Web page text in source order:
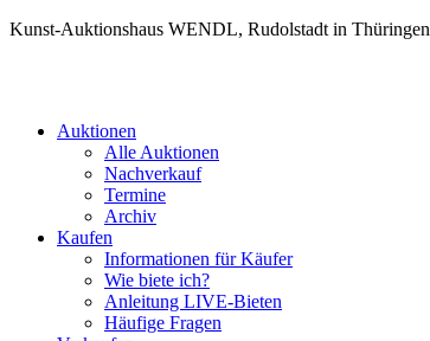
Kunst-Auktionshaus WENDL, Rudolstadt in Thüringen
Auktionen
Alle Auktionen
Nachverkauf
Termine
Archiv
Kaufen
Informationen für Käufer
Wie biete ich?
Anleitung LIVE-Bieten
Häufige Fragen